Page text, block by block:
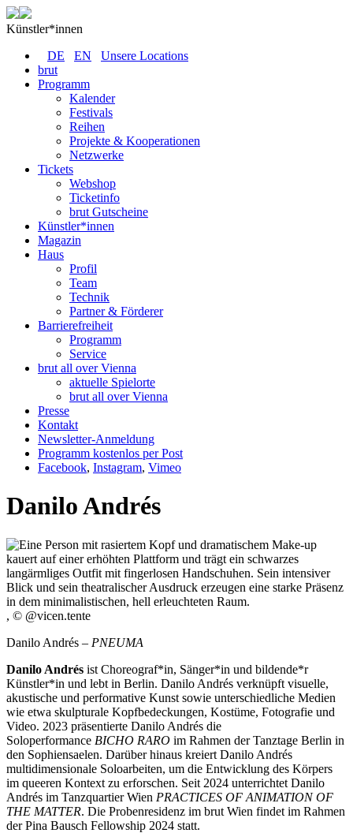
Künstler*innen
DE
EN
Unsere Locations
brut
Programm
Kalender
Festivals
Reihen
Projekte & Kooperationen
Netzwerke
Tickets
Webshop
Ticketinfo
brut Gutscheine
Künstler*innen
Magazin
Haus
Profil
Team
Technik
Partner & Förderer
Barrierefreiheit
Programm
Service
brut all over Vienna
aktuelle Spielorte
brut all over Vienna
Presse
Kontakt
Newsletter-Anmeldung
Programm kostenlos per Post
Facebook, Instagram, Vimeo
Danilo Andrés
, © @vicen.tente
Danilo Andrés – PNEUMA
Danilo Andrés ist Choreograf*in, Sänger*in und bildende*r
Künstler*in und lebt in Berlin. Danilo Andrés verknüpft visuelle,
akustische und performative Kunst sowie unterschiedliche Medien
wie etwa skulpturale Kopfbedeckungen, Kostüme, Fotografie und
Video. 2023 präsentierte Danilo Andrés die
Soloperformance BICHO RARO im Rahmen der Tanztage Berlin in
den Sophiensaelen. Darüber hinaus kreiert Danilo Andrés
multidimensionale Soloarbeiten, um die Entwicklung des Körpers
im queeren Kontext zu erforschen. Seit 2024 unterrichtet Danilo
Andrés im Tanzquartier Wien PRACTICES OF ANIMATION OF
THE MATTER. Die Probenresidenz im brut Wien findet im Rahmen
der Pina Bausch Fellowship 2024 statt.